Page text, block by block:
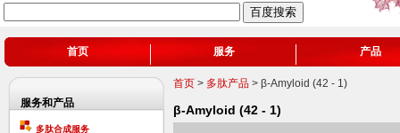
首页 服务 产品
服务和产品
多肽合成服务
首页 > 多肽产品 > β-Amyloid (42 - 1)
β-Amyloid (42 - 1)